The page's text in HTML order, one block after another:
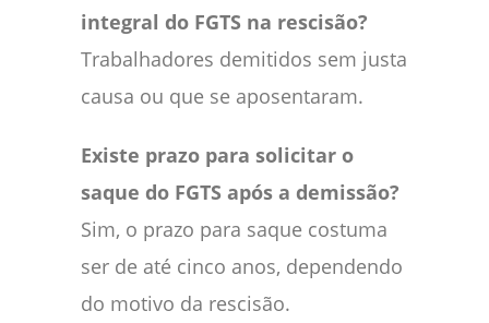
integral do FGTS na rescisão?
Trabalhadores demitidos sem justa
causa ou que se aposentaram.
Existe prazo para solicitar o
saque do FGTS após a demissão?
Sim, o prazo para saque costuma
ser de até cinco anos, dependendo
do motivo da rescisão.